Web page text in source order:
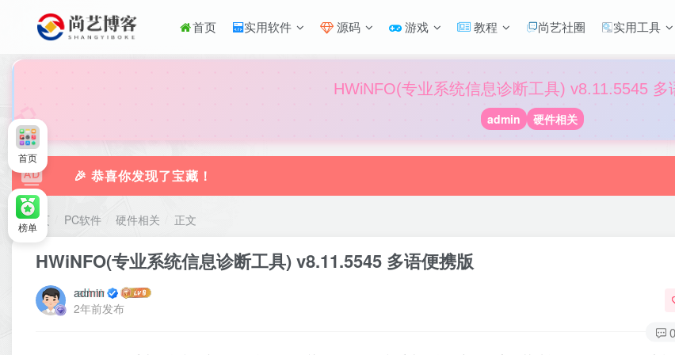
首页 实用软件 源码 游戏 教程 尚艺社圈 实用工具
HWiNFO(专业系统信息诊断工具) v8.11.5545 多
admin 硬件相关
🎉 恭喜你发现了宝藏！
首页 PC软件 硬件相关 正文
HWiNFO(专业系统信息诊断工具) v8.11.5545 多语便携版
admin
2年前发布
0
首页
榜单